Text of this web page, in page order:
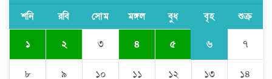
ঘণ্টার পর ঘণ্টা বিদ্যুৎহীন মৌলভীবাজার:
অতিরিক্ত বিলে দিশেহারা গ্রাহক, তীব্র ক্ষোভ
শনি রবি সোম মঙ্গল বুধ বৃহ শুক্র
১ ২ ৩ ৪ ৫ ৬ ৭
৮ ৯ ১০ ১১ ১২ ১৩ ১৪